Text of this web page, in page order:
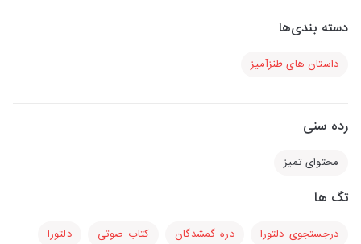
دسته بندی‌ها
داستان های طنزآمیز
رده سنی
محتوای تمیز
تگ ها
درجستجوی_دلتورا دره_گمشدگان کتاب_صوتی
دلتورا